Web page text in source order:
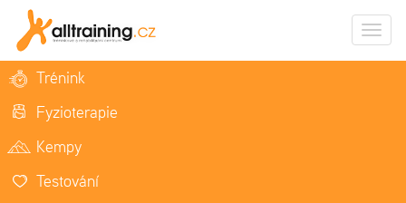
Trénink
Fyzioterapie
Kempy
Testování